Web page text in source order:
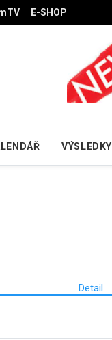
E-SHOP
VÝSLEDKY
Detail